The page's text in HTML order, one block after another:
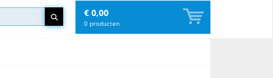
€ 0,00
0 producten